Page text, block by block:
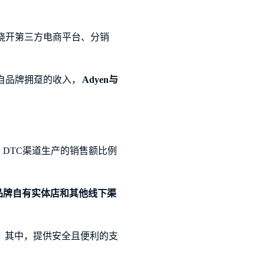
第三方电商平台、分销
牌拥趸的收入，
Adyen与
渠道生产的销售额比例
牌自有实体店和其他线下渠
其中，提供安全且便利的支